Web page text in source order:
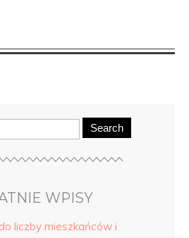
Search
WPISY
liczby mieszkańców i